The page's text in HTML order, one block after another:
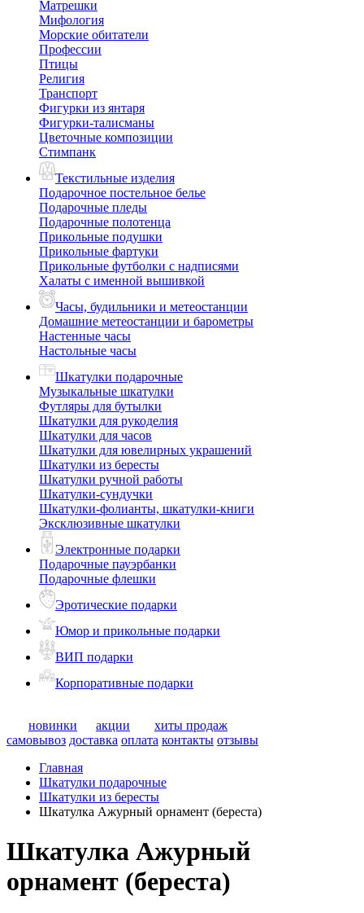
Матрешки
Мифология
Морские обитатели
Профессии
Птицы
Религия
Транспорт
Фигурки из янтаря
Фигурки-талисманы
Цветочные композиции
Стимпанк
Текстильные изделия
Подарочное постельное белье
Подарочные пледы
Подарочные полотенца
Прикольные подушки
Прикольные фартуки
Прикольные футболки с надписями
Халаты с именной вышивкой
Часы, будильники и метеостанции
Домашние метеостанции и барометры
Настенные часы
Настольные часы
Шкатулки подарочные
Музыкальные шкатулки
Футляры для бутылки
Шкатулки для рукоделия
Шкатулки для часов
Шкатулки для ювелирных украшений
Шкатулки из бересты
Шкатулки ручной работы
Шкатулки-сундучки
Шкатулки-фолианты, шкатулки-книги
Эксклюзивные шкатулки
Электронные подарки
Подарочные пауэрбанки
Подарочные флешки
Эротические подарки
Юмор и прикольные подарки
ВИП подарки
Корпоративные подарки
новинки акции
хиты продаж
самовывоз доставка оплата контакты отзывы
Главная
Шкатулки подарочные
Шкатулки из бересты
Шкатулка Ажурный орнамент (береста)
Шкатулка Ажурный
орнамент (береста)